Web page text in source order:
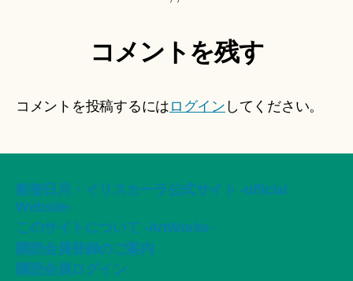
コメントを残す
コメントを投稿するには ログイン してください。
船智日月・イリスカーラ公式サイト -official
Website-
このサイトについて -ArtWorks-
購読会員登録のご案内
購読会員ログイン